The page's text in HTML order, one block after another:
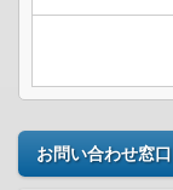
お問い合わせ窓口